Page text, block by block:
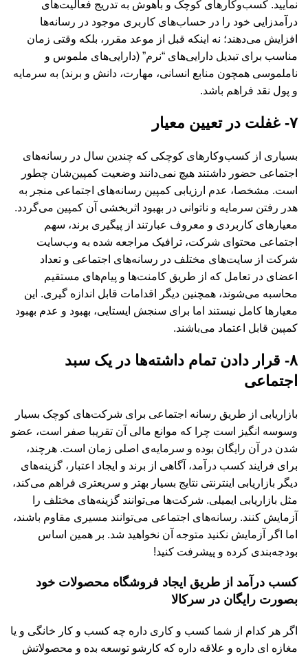
نمایید. کسب‌وکارهای کوچک و باهوش به تدریج فعالیت‌های
درآمدزایی خود را در حساب‌های کاربری موجود در رسانه‌ها
افزایش می‌دهند؛ نه اینکه قبل از موعد مقرر، بلکه وقتی زمان
مناسب برای تبدیل دارایی‌های “نرم” (دارایی‌های ملموس و
ناملموسی همچون منابع انسانی، مهارت، دانش و برند) به سرمایه
و پول نقد فراهم باشد.
۷- غفلت در تعیین معیار
بسیاری از کسب‌وکارهای کوچکی که چندین سال در رسانه‌های
اجتماعی حضور داشتند هیچ نمی‌دانند وضعیت کمپین‌شان چطور
است. مشخصا، عدم ارزیابی کمپین‌ رسانه‌های اجتماعی منجر به
هدر رفتن سرمایه و ناتوانی در بهبود اثربخشی آن کمپین می‌گردد.
معیارهای کاربردی و معروف عبارتند از پیگیری برند، سهم
اجتماعی محتوای شرکت، ترافیک مراجعه شده به وب‌سایت
شرکت از سایت‌های مختلف در رسانه‌های اجتماعی و تعداد
اعضای در تعامل که از طریق کامنت‌ها و پیام‌های مستقیم
محاسبه می‌شوند، همچنین دیگر اقدامات قابل اندازه گیری. این
معیارها کامل نیستند اما برای سنجش ایستایی، بهبود و عدم بهبود
کمپین قابل اعتماد می‌باشند.
۸- قرار دادن تمام داشته‌ها در یک سبد
اجتماعی
بازاریابی از طریق رسانه‌ اجتماعی برای شرکت‌های کوچک بسیار
وسوسه انگیز است چرا که موانع مالی آن تقریبا صفر است، عضو
شدن در آن رایگان بوده و سرمایه‌ی اصلی زمان است. هرچند،
برای فرایند کسب درآمد، آگاهی از برند و ایجاد اعتبار، گزینه‌های
دیگر بازاریابی اینترنتی نتایج بسیار بهتر و سریعتری فراهم می‌کند،
مثل بازاریابی ایمیلی. شرکت‌ها می‌توانند گزینه‌های مختلف را
آزمایش کنند. رسانه‌های اجتماعی می‌توانند مسیری مقاوم باشند،
اما اگر آزمایش نکنید متوجه آن نخواهید شد. بر همین اساس
بودجه‌بندی کرده و پیشرفت کنید!
کسب درآمد از طریق ایجاد فروشگاه محصولات خود
بصورت رایگان در سرکالا
اگر هر کدام از شما کسب و کاری داره چه کسب و کار خانگی و یا
مغازه ای داره و علاقه داره که کارشو توسعه بده و محصولاتش